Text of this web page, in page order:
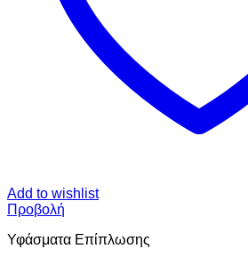
Add to wishlist
Προβολή
Υφάσματα Επίπλωσης